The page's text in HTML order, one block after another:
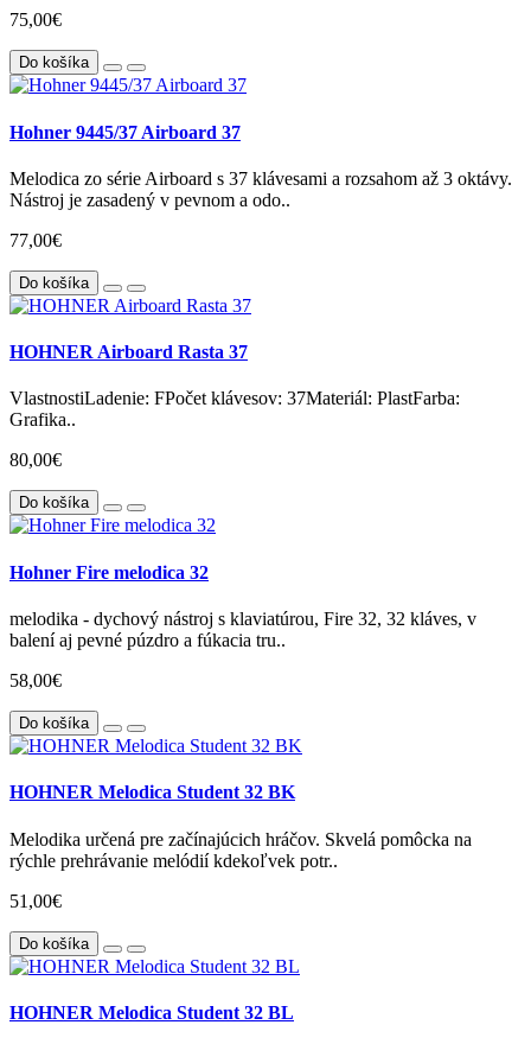
75,00€
Do košíka
Hohner 9445/37 Airboard 37
Melodica zo série Airboard s 37 klávesami a rozsahom až 3 oktávy.
Nástroj je zasadený v pevnom a odo..
77,00€
Do košíka
HOHNER Airboard Rasta 37
VlastnostiLadenie: FPočet klávesov: 37Materiál: PlastFarba:
Grafika..
80,00€
Do košíka
Hohner Fire melodica 32
melodika - dychový nástroj s klaviatúrou, Fire 32, 32 kláves, v
balení aj pevné púzdro a fúkacia tru..
58,00€
Do košíka
HOHNER Melodica Student 32 BK
Melodika určená pre začínajúcich hráčov. Skvelá pomôcka na
rýchle prehrávanie melódií kdekoľvek potr..
51,00€
Do košíka
HOHNER Melodica Student 32 BL